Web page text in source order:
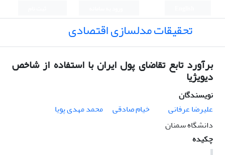
تحقیقات مدلسازی اقتصادی
برآورد تابع تقاضای پول ایران با استفاده از شاخص
دیویژیا
نویسندگان
علیرضا عرفانی
خیام صادقی
محمد مهدی پویا
دانشگاه سمنان
چکیده